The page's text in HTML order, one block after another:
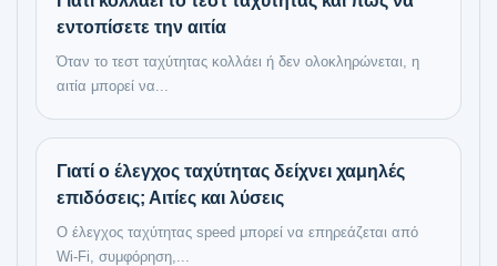
εντοπίσετε την αιτία
Όταν το τεστ ταχύτητας κολλάει ή δεν ολοκληρώνεται, η
αιτία μπορεί να...
Γιατί ο έλεγχος ταχύτητας δείχνει χαμηλές
επιδόσεις; Αιτίες και λύσεις
Ο έλεγχος ταχύτητας speed μπορεί να επηρεάζεται από
Wi-Fi, συμφόρηση,...